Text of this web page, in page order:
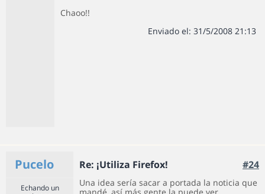
Chaoo!!
Enviado el: 31/5/2008 21:13
Pucelo Re: ¡Utiliza Firefox! #24
Echando un
Una idea sería sacar a portada la noticia que